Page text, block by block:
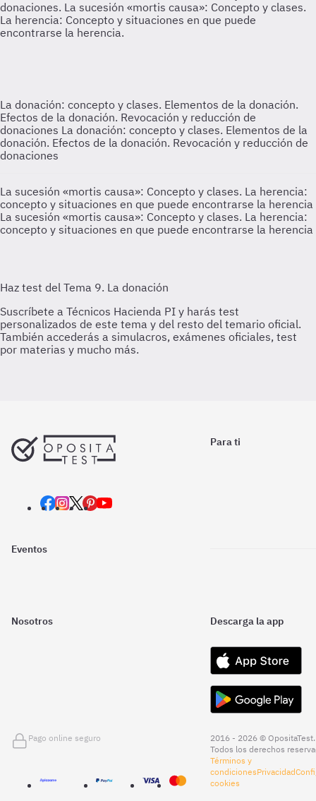
La donación: concepto y clases. Elementos de la donación.
Efectos de la donación. Revocación y reducción de
donaciones La donación: concepto y clases. Elementos de la
donación. Efectos de la donación. Revocación y reducción de
donaciones
La sucesión «mortis causa»: Concepto y clases. La herencia:
concepto y situaciones en que puede encontrarse la herencia
La sucesión «mortis causa»: Concepto y clases. La herencia:
concepto y situaciones en que puede encontrarse la herencia
Para ti
Eventos
Nosotros Descarga la app
Pago online seguro
2016 - 2026 © OpositaTest.
Todos los derechos
Términos y
condicionesPrivacidad
cookies